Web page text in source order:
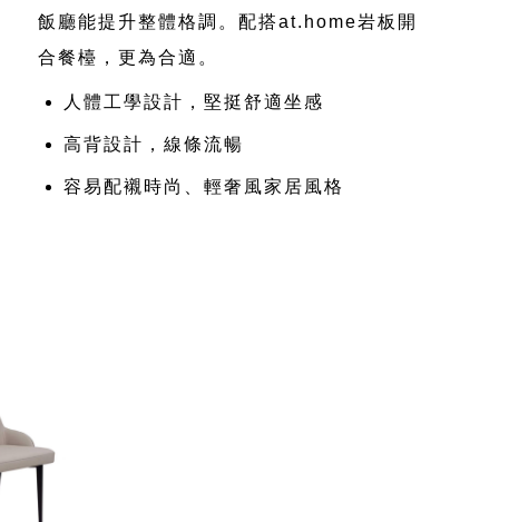
飯廳能提升整體格調。配搭at.home岩板開
合餐檯，更為合適。
人體工學設計，堅挺舒適坐感
高背設計，線條流暢
容易配襯時尚、輕奢風家居風格